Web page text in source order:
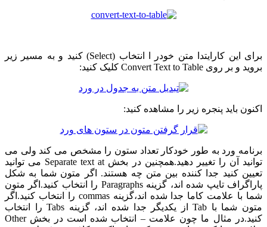
برای این کارایتدا متن خودر ا انتخاب (Select) کنید و به مسیر زیر
بروید و بر روی Convert Text to Table کلیک کنید:
اکنون باید پنجره زیر را مشاهده کنید:
برنامه ورد به طور خودکار تعداد ستون را مشخص می کند ولی می
توانید آن را تغییر دهید.همچنین در بخش Separate text at می توانید
تعیین کنید جدا کننده بین متن چه هستند. اگر متون شما به شکل
پاراگراف تایپ شده اند، گزینه Paragraphs را انتخاب کنید.اگر متون
شما با علامت کاما جدا شده اند،گزینه commas را انتخاب کنید.اگر
متون شما با Tab از یکدیگر جدا شده اند، گزینه Tabs را انتخاب
کنید.در مثال ما چون علامت – انتخاب شده است در بخش Other